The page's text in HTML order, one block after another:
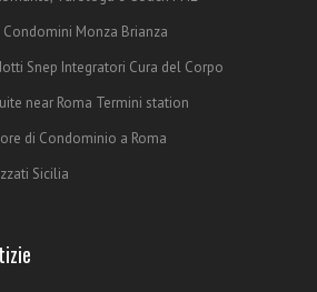
Monza Brianza
Snep Integratori Cura del Corpo
near Roma Termini station
di Condominio a Roma
Sicilia